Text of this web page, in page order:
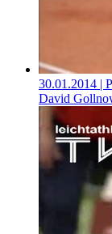
30.01.2014 |
David